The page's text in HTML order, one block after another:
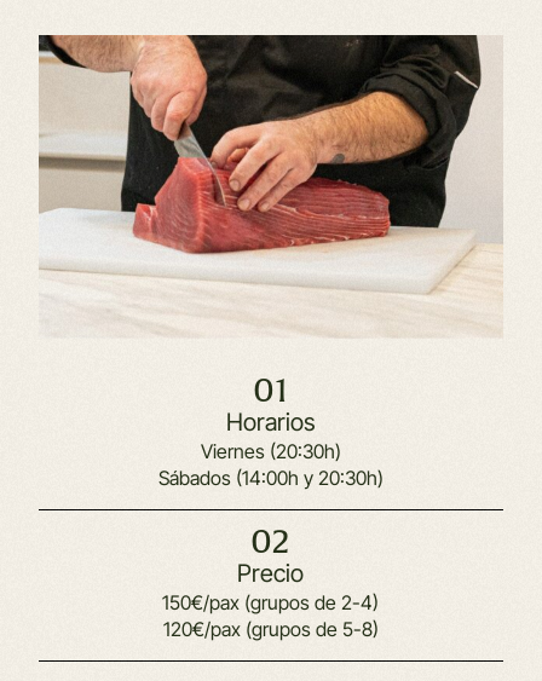
01
Horarios
Viernes (20:30h)
Sábados (14:00h y 20:30h)
02
Precio
150€/pax (grupos de 2-4)
120€/pax (grupos de 5-8)